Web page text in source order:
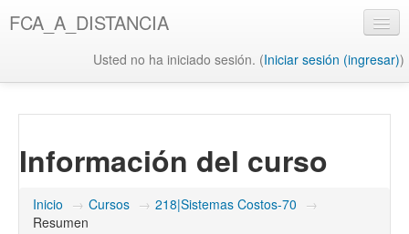
al
FCA_A_DISTANCIA
Usted no ha iniciado sesión. (Iniciar sesión (ingresar))
Biblioteca UAQ
FCA
Información del curso
Inicio → Cursos → 218|Sistemas Costos-70 →
Resumen